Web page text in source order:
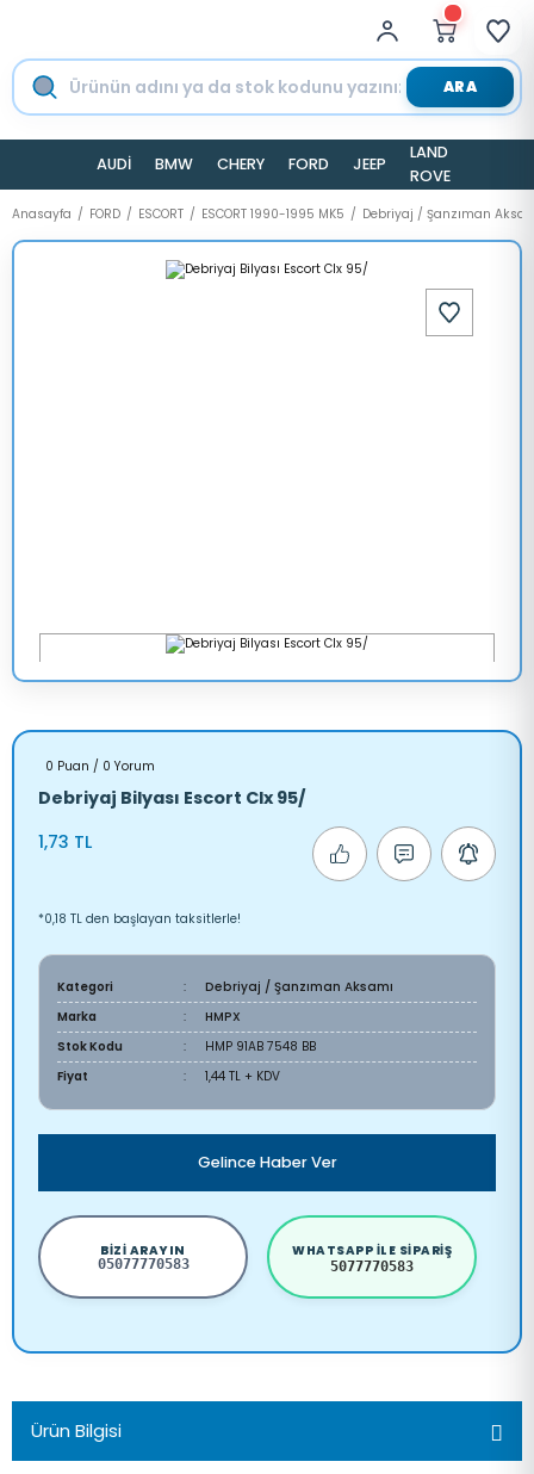
ARA
AUDİ BMW CHERY FORD JEEP
LAND
ROVER
Anasayfa FORD ESCORT ESCORT 1990-1995 MK5 Debriyaj / Şanzıman
0 Puan / 0 Yorum
Debriyaj Bilyası Escort Clx 95/
1,73 TL
*0,18 TL den başlayan taksitlerle!
Kategori
Debriyaj / Şanzıman Aksamı
Marka
HMPX
Stok Kodu
HMP 91AB 7548 BB
Fiyat
1,44 TL + KDV
Gelince Haber Ver
BIZI ARAYIN
05077770583
WHATSAPP ILE SIPARIŞ
5077770583
Ürün Bilgisi